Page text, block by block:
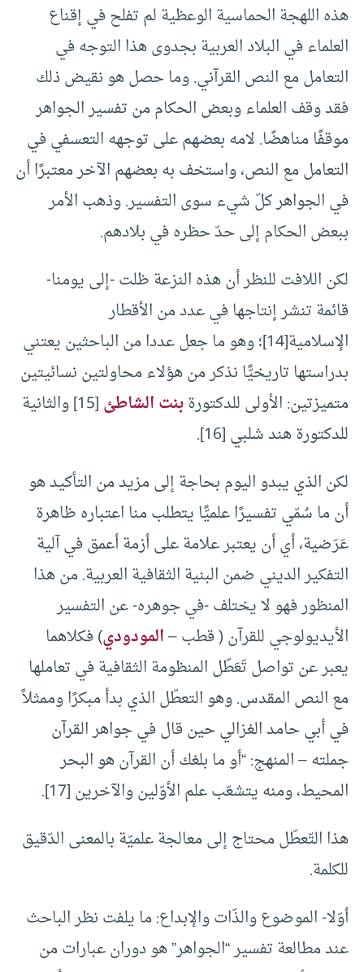
هذه اللهجة الحماسية الوعظية لم تفلح في إقناع
العلماء في البلاد العربية بجدوى هذا التوجه في
التعامل مع النص القرآني. وما حصل هو نقيض ذلك
فقد وقف العلماء وبعض الحكام من تفسير الجواهر
موقفًا مناهضًا. لامه بعضهم على توجهه التعسفي في
التعامل مع النص، واستخف به بعضهم الآخر معتبرًا أن
في الجواهر كلّ شيء سوى التفسير. وذهب الأمر
ببعض الحكام إلى حدّ حظره في بلادهم.
لكن اللافت للنظر أن هذه النزعة ظلت -إلى يومنا-
قائمة تنشر إنتاجها في عدد من الأقطار
الإسلامية[14]؛ وهو ما جعل عددا من الباحثين يعتني
بدراستها تاريخيًّا نذكر من هؤلاء محاولتين نسائيتين
متميزتين: الأولى للدكتورةبنت الشاطئ
[15] والثانية
للدكتورة هند شلبي [16].
لكن الذي يبدو اليوم بحاجة إلى مزيد من التأكيد هو
أن ما سُمّي تفسيرًا علميًّا يتطلب منا اعتباره ظاهرة
عَرَضية، أي أن يعتبر علامة على أزمة أعمق في آلية
التفكير الديني ضمن البنية الثقافية العربية. من هذا
المنظور فهو لا يختلف -في جوهره- عن التفسير
الأيديولوجي للقرآن ( قطب –المودودي) فكلاهما
يعبر عن تواصل تَعَطّل المنظومة الثقافية في تعاملها
مع النص المقدس. وهو التعطّل الذي بدأ مبكرًا وممثلاً
في أبي حامد الغزالي حين قال في جواهر القرآن
جملته – المنهج: “أو ما بلغك أن القرآن هو البحر
المحيط، ومنه يتشعّب علم الأوّلين والآخرين [17].
هذا التّعطّل محتاج إلى معالجة علميّة بالمعنى الدّقيق
للكلمة.
أوّلا- الموضوع والذّات والإبداع: ما يلفت نظر الباحث
عند مطالعة تفسير “الجواهر” هو دوران عبارات من